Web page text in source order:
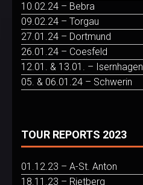
10.02.24 – Bebra
09.02.24 – Torgau
27.01.24 – Dortmund
26.01.24 – Coesfeld
12.01. & 13.01. – Isernhagen
05. & 06.01.24 – Schwerin
TOUR REPORTS 2023
01.12.23 – A-St. Anton
18.11.23 – Rietberg